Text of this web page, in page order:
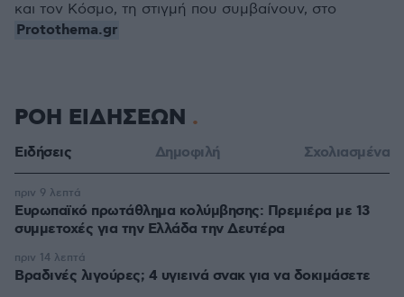
και τον Κόσμο, τη στιγμή που συμβαίνουν, στο
Protothema.gr
ΡΟΗ ΕΙΔΗΣΕΩΝ
Ειδήσεις Δημοφιλή Σχολιασμένα
Ευρωπαϊκό πρωτάθλημα κολύμβησης: Πρεμιέρα με 13
συμμετοχές για την Ελλάδα την Δευτέρα
πριν 9 λεπτά
Βραδινές λιγούρες; 4 υγιεινά σνακ για να δοκιμάσετε
πριν 14 λεπτά